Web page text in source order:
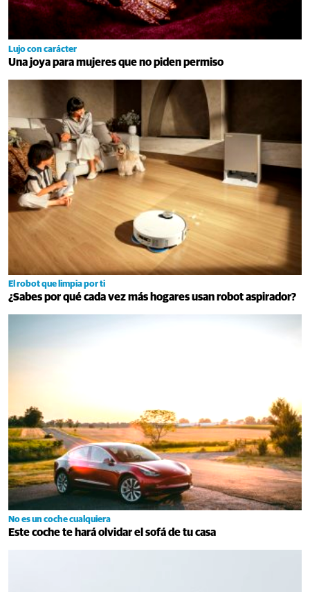
Lujo con carácter
Una joya para mujeres que no piden permiso
El robot que limpia por ti
¿Sabes por qué cada vez más hogares usan robot aspirador?
No es un coche cualquiera
Este coche te hará olvidar el sofá de tu casa